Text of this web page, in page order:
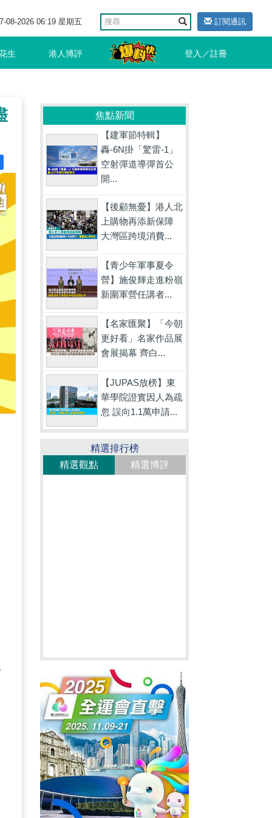
08-2026 06:19 星期五 訂閱通訊
生 港人博評 登入／註冊
焦點新聞
【建軍節特輯】
轟-6N掛「驚雷-1」
空射彈道導彈首公
開...
【後顧無憂】港人北
上購物再添新保障
大灣區跨境消費...
【青少年軍事夏令
營】施俊輝走進粉嶺
新圍軍營任講者...
【名家匯聚】「今朝
更好看」名家作品展
會展揭幕 齊白...
【JUPAS放榜】東
華學院證實因人為疏
忽 誤向1.1萬申請...
精選排行榜
精選觀點
精選博評